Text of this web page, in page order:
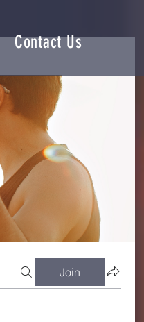
Contact Us
Join